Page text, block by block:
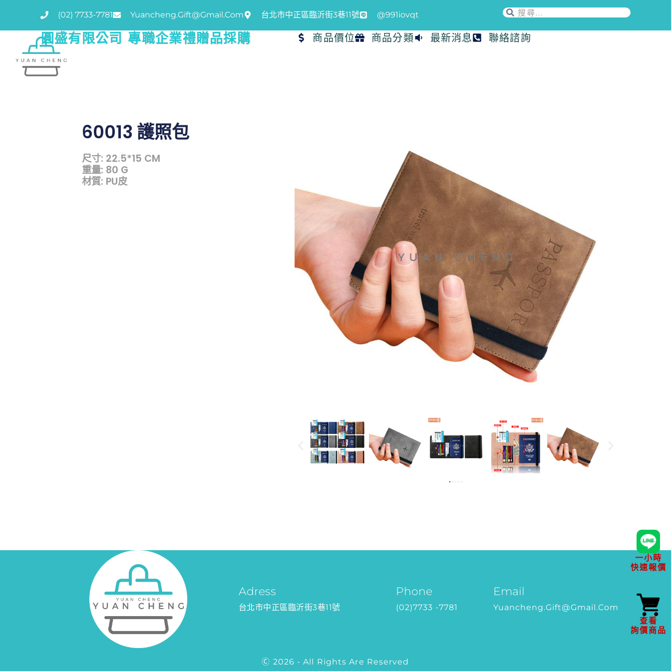
(02) 7733-7781 Yuancheng.gift@gmail.com 台北市中正區臨沂街3巷11號 @991iovqt
圓盛有限公司 專職企業禮贈品採購 商品價位 商品分類 最新消息 聯絡諮詢
60013 護照包
尺寸: 22.5*15 CM
重量: 80 G
材質: PU皮
Adress
台北市中正區臨沂街3巷11號
Phone
(02)7733 -7781
Email
Yuancheng.gift@gmail.com
Ⓒ 2026 - All Rights Are Reserved
一小時
快速報價
查看
詢價商品